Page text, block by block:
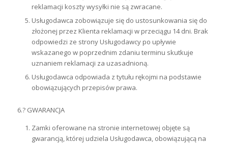
reklamacji koszty wysyłki nie są zwracane.
Usługodawca zobowiązuje się do ustosunkowania się do
złożonej przez Klienta reklamacji w przeciągu 14 dni. Brak
odpowiedzi ze strony Usługodawcy po upływie
wskazanego w poprzednim zdaniu terminu skutkuje
uznaniem reklamacji za uzasadnioną.
Usługodawca odpowiada z tytułu rękojmi na podstawie
obowiązujących przepisów prawa.
6.? GWARANCJA
Zamki oferowane na stronie internetowej objęte są
gwarancją, której udziela Usługodawca, obowiązującą na